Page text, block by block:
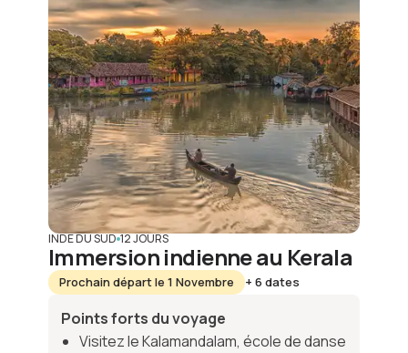
INDE DU SUD 12 JOURS
Immersion indienne au Kerala
Prochain départ le 1 Novembre + 6 dates
Points forts du voyage
Visitez le Kalamandalam, école de danse